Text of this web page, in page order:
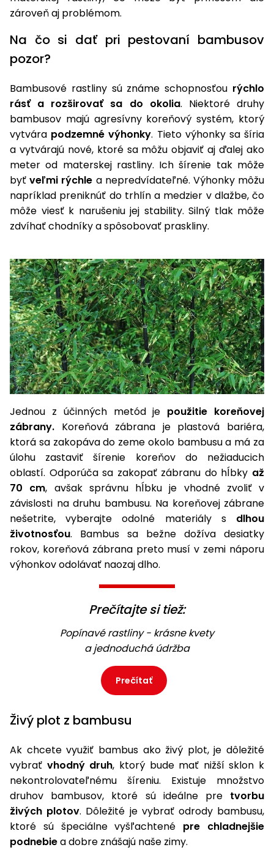
Náhradné
Vidly
Štiepačky
dreva
Drviče
vetiev
Špalíkovače
Fukáre a
vysávače
na lístie
Záhradné
vozíky
Fúriky
a posypové
vozíky
Čerpadlá
a
vodárne
Vysokotlakové
umývačky
Zametacie
stroje
Snežné
frézy
Odhŕňače
a lopaty
na sneh
Postrekovače
a rosiče
Príslušenstvo
boxy
Ochrana
rastlín
Záhradné
koše
Krhly
obrubníky
Tieniace
a pasce
stoly
Vibračné
Transportéry
na
betón
Meracie
prístroje
Nabíjačky
autobatérií
Navijaky
Príslušenstvo
Bagre
vozíky
zároveň aj problémom.
Na čo si dať pri pestovaní bambusov
pozor?
Bambusové rastliny sú známe schopnosťou rýchlo
rásť a rozširovať sa do okolia. Niektoré druhy
bambusov majú agresívny koreňový systém, ktorý
vytvára podzemné výhonky. Tieto výhonky sa šíria
a vytvárajú nové, ktoré sa môžu objaviť aj ďalej ako
meter od materskej rastliny. Ich šírenie tak môže
byťveľmi rýchle a nepredvídateľné. Výhonky môžu
napríklad preniknúť do trhlín a medzier v dlažbe, čo
môže viesť k narušeniu jej stability. Silný tlak môže
zdvíhať chodníky a spôsobovať praskliny.
Jednou z účinných metód je použitie koreňovej
zábrany. Koreňová zábrana je plastová bariéra,
ktorá sa zakopáva do zeme okolo bambusu a má za
úlohu zastaviť šírenie koreňov do nežiaducich
oblastí. Odporúča sa zakopať zábranu do hĺbky až
70 cm, avšak správnu hĺbku je vhodné zvoliť v
závislosti na druhu bambusu. Na koreňovej zábrane
nešetrite, vyberajte odolné materiály s dlhou
životnosťou. Bambus sa bežne dožíva desiatky
rokov, koreňová zábrana preto musí v zemi náporu
výhonkov odolávať naozaj dlho.
Prečítajte si tiež:
Popínavé rastliny - krásne kvety
a jednoduchá údržba
Prečítať
Živý plot z bambusu
Ak chcete využiť bambus ako živý plot, je dôležité
vybrať vhodný druh, ktorý bude mať nižší sklon k
nekontrolovateľnému šíreniu. Existuje množstvo
druhov bambusov, ktoré sú ideálne pre tvorbu
živých plotov. Dôležité je vybrať odrody bambusu,
ktoré sú špeciálne vyšľachtené pre chladnejšie
podnebiea dobre znášajú naše zimy.